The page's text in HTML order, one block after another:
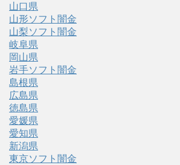
山口県
山形ソフト闇金
山梨ソフト闇金
岐阜県
岡山県
岩手ソフト闇金
島根県
広島県
徳島県
愛媛県
愛知県
新潟県
東京ソフト闇金